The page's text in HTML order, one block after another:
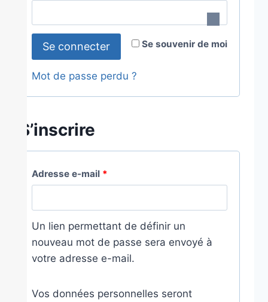
Se souvenir de moi
Se connecter
Mot de passe perdu ?
S’inscrire
Adresse e-mail *
Un lien permettant de définir un
nouveau mot de passe sera envoyé à
votre adresse e-mail.
Vos données personnelles seront